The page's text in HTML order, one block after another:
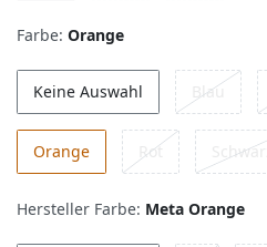
Farbe: Orange
Keine Auswahl Blau
Orange Rot Schwarz
Hersteller Farbe: Meta Orange